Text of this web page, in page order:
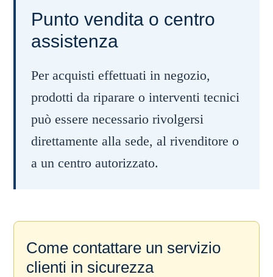
Punto vendita o centro
assistenza
Per acquisti effettuati in negozio,
prodotti da riparare o interventi tecnici
può essere necessario rivolgersi
direttamente alla sede, al rivenditore o
a un centro autorizzato.
Come contattare un servizio
clienti in sicurezza